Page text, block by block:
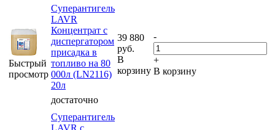
Быстрый
просмотр
Суперантигель
LAVR
Концентрат с
диспергатором
присадка в
топливо на 80
000л (LN2116)
20л
достаточно
39 880
руб.
В
корзину
-
+
В корзину
Суперантигель